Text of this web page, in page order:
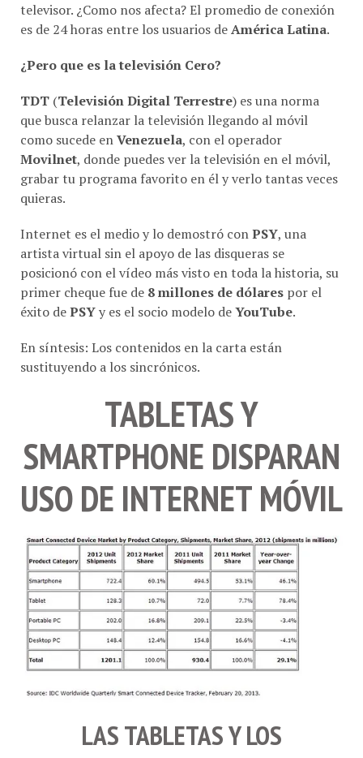
es de 24 horas entre los usuarios de
América Latina
¿Pero que es la televisión Cero?
TDT (Televisión Digital Terrestre ) es una norma
que busca relanzar la televisión llegando al móvil
como sucede en Venezuela
, con el operador
Movilnet , donde puedes ver la televisión en el móvil,
grabar tu programa favorito en él y verlo tantas veces
quieras.
Internet es el medio y lo demostró con PSY
artista virtual sin el apoyo de las disqueras se
posicionó con el vídeo más visto en toda la historia, su
primer cheque fue de 8 millones de dólares
por el
éxito de PSY y es el socio modelo de YouTube
En síntesis: Los contenidos en la carta están
sustituyendo a los sincrónicos.
TABLETAS Y
SMARTPHONE DISPARAN
USO DE INTERNET MÓVIL
LASTABLETASY LOS